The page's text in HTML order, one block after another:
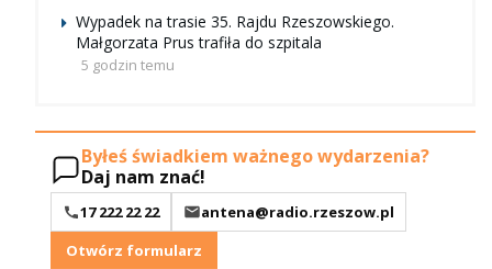
Wypadek na trasie 35. Rajdu Rzeszowskiego.
Małgorzata Prus trafiła do szpitala
5 godzin temu
Byłeś świadkiem ważnego wydarzenia?
Daj nam znać!
17 222 22 22
antena@radio.rzeszow.pl
Otwórz formularz